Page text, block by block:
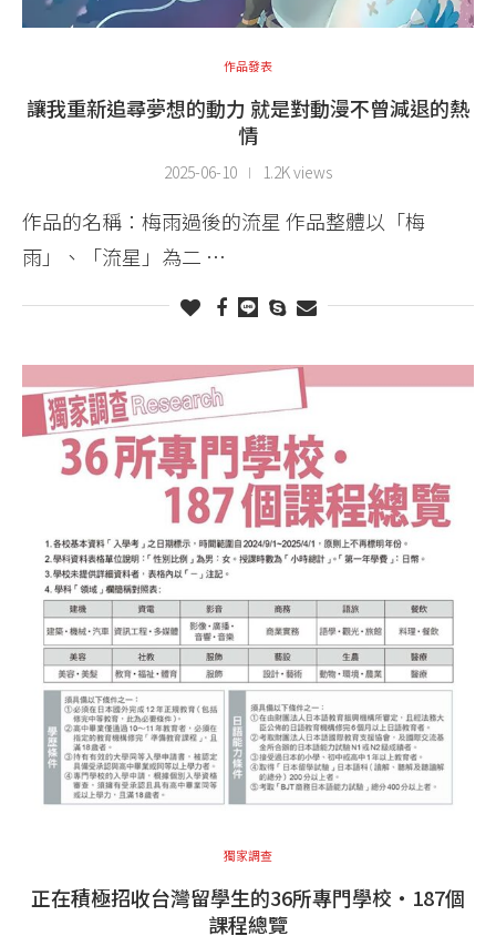
作品發表
讓我重新追尋夢想的動力 就是對動漫不曾減退的熱
情
2025-06-10 1.2K views
作品的名稱：梅雨過後的流星 作品整體以「梅
雨」、「流星」為二 …
獨家調查
正在積極招收台灣留學生的36所專門學校・187個
課程總覽